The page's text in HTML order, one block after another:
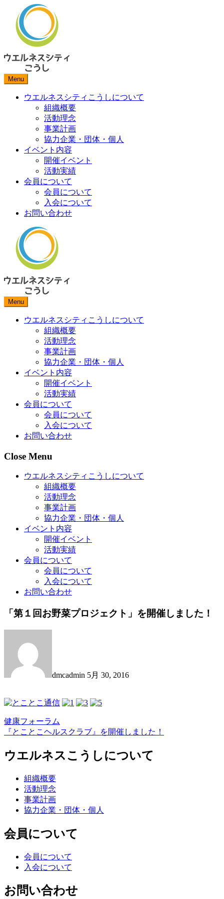
Menu
ウエルネスシティこうしについて
組織概要
活動理念
事業計画
協力企業・団体・個人
イベント内容
開催イベント
活動実績
会員について
会員について
入会について
お問い合わせ
content
Menu
ウエルネスシティこうしについて
組織概要
活動理念
事業計画
協力企業・団体・個人
イベント内容
開催イベント
活動実績
会員について
会員について
入会について
お問い合わせ
Close Menu
ウエルネスシティこうしについて
組織概要
活動理念
事業計画
協力企業・団体・個人
イベント内容
開催イベント
活動実績
会員について
会員について
入会について
お問い合わせ
「第１回お野菜プロジェクト」を開催しました！
dmcadmin 5月 30, 2016
Post
navigation
健康フォーラム
『とことこヘルスクラブ』を開催しました！
ウエルネスこうしについて
組織概要
活動理念
事業計画
協力企業・団体・個人
会員について
会員について
入会について
お問い合わせ